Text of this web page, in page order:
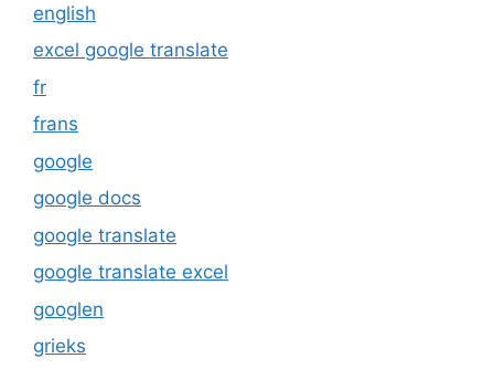
english
excel google translate
fr
frans
google
google docs
google translate
google translate excel
googlen
grieks